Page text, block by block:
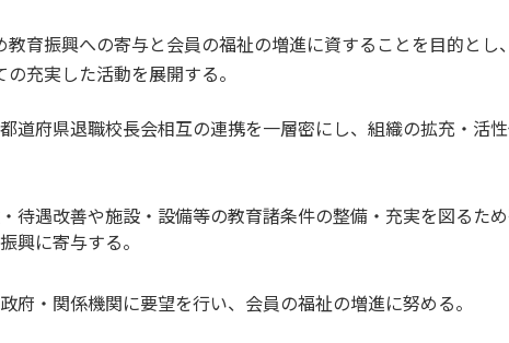
育振興への寄与と会員の福祉の増進に資することを目的と
充実した活動を展開する。
道府県退職校長会相互の連携を一層密にし、組織の拡充・活
待遇改善や施設・設備等の教育諸条件の整備・充実を図るた
興に寄与する。
府・関係機関に要望を行い、会員の福祉の増進に努める。